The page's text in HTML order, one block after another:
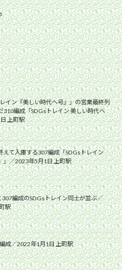
イン『美しい時代へ号』」の営業最終列
310編成「SDGsトレイン 美しい時代へ
上町駅
えて入庫する307編成「SDGsトレイン
」／2023年5月1日 上町駅
編成のSDGsトレイン同士が並ぶ／
駅
成／2022年1月1日 上町駅